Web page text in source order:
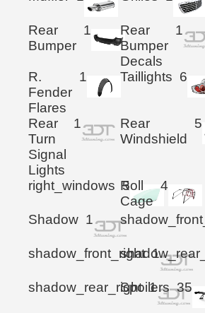
Rear
Bumper
1
Rear
Bumper
Decals
1
R.
Fender
Flares
1 Taillights 6
Rear
Turn
Signal
Lights
1
Rear
Windshield
5
right_windows 5
Roll
Cage
4
Shadow 1
shadow_front_right 1
shadow_rear_right 1
Spoilers 35